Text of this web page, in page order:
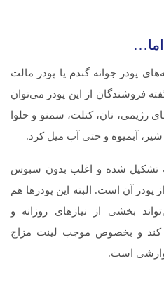
اما…
پودر جوانه گندم یا پودر مالت
فروشندگان از این پودر می‌توان
رژیمی، نان، کتلت، سمنو و حلوا
شیر، آبمیوه و حتی آب میل کرد.
تشکیل شده و اغلب بدون سبوس
پودر آن است. البته این پودرها هم
بخشی از نیازهای روزانه و
کند و بخصوص موجب لینت مزاج
است.